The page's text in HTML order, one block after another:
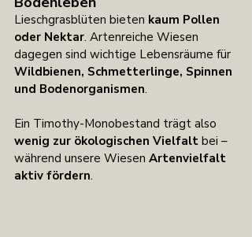
Lieschgrasblüten bieten kaum Pollen
oder Nektar. Artenreiche Wiesen
dagegen sind wichtige Lebensräume für
Wildbienen, Schmetterlinge, Spinnen
und Bodenorganismen.
Ein Timothy-Monobestand trägt also
wenig zur ökologischen Vielfalt bei –
während unsere Wiesen Artenvielfalt
aktiv fördern.